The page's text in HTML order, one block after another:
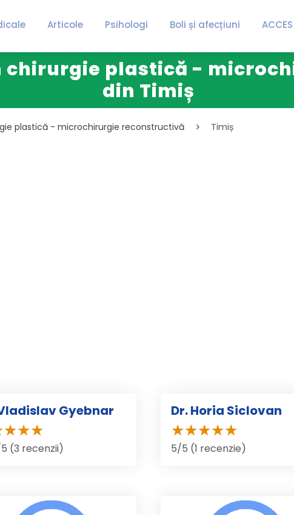
Articole Psihologi Boli și afecțiuni
chirurgie plastică -
din Timiș
plastică - microchirurgie reconstructivă Timiș
Gyebnar
(3 recenzii)
Dr. Horia Siclovan
5/5 (1 recenzie)